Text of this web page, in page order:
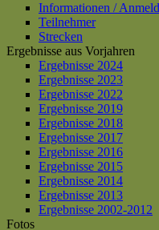
Informationen /
Teilnehmer
Strecken
Ergebnisse aus Vorjahren
Ergebnisse 2024
Ergebnisse 2023
Ergebnisse 2022
Ergebnisse 2019
Ergebnisse 2018
Ergebnisse 2017
Ergebnisse 2016
Ergebnisse 2015
Ergebnisse 2014
Ergebnisse 2013
Ergebnisse 2002-2012
Fotos